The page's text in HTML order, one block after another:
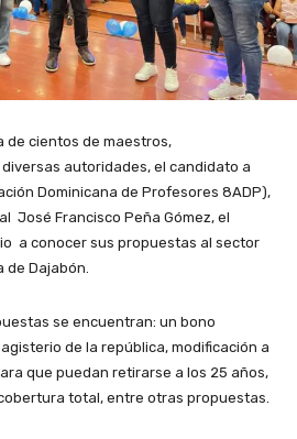
de cientos de maestros,
autoridades, el candidato a
Dominicana de Profesores 8ADP),
José Francisco Peña Gómez, el
a conocer sus propuestas al sector
Dajabón.
se encuentran: un bono
de la república, modificación a
que puedan retirarse a los 25 años,
total, entre otras propuestas.